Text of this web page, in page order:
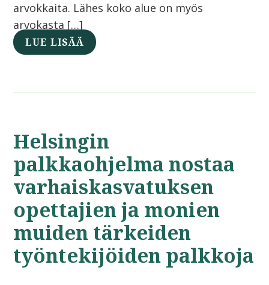
arvokkaita. Lähes koko alue on myös
arvokasta […]
LUE LISÄÄ
Helsingin
palkkaohjelma nostaa
varhaiskasvatuksen
opettajien ja monien
muiden tärkeiden
työntekijöiden palkkoja